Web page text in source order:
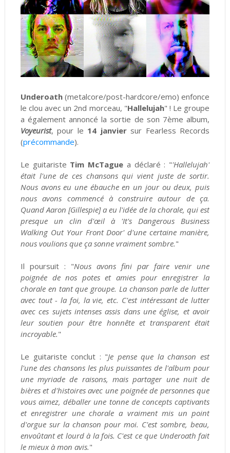
Underoath(metalcore/post-hardcore/emo) enfonce
le clou avec un 2nd morceau, "Hallelujah" ! Le groupe
a également annoncé la sortie de son 7ème album,
Voyeurist, pour le 14 janviersur Fearless Records
(précommande).
Le guitariste Tim McTague a déclaré : "'Hallelujah'
était l'une de ces chansons qui vient juste de sortir.
Nous avons eu une ébauche en un jour ou deux, puis
nous avons commencé à construire autour de ça.
Quand Aaron [Gillespie] a eu l'idée de la chorale, qui est
presque un clin d'œil à 'It's Dangerous Business
Walking Out Your Front Door' d'une certaine manière,
nous voulions que ça sonne vraiment sombre."
Il poursuit : "Nous avons fini par faire venir une
poignée de nos potes et amies pour enregistrer la
chorale en tant que groupe. La chanson parle de lutter
avec tout - la foi, la vie, etc. C'est intéressant de lutter
avec ces sujets intenses assis dans une église, et avoir
leur soutien pour être honnête et transparent était
incroyable."
Le guitariste conclut : "Je pense que la chanson est
l'une des chansons les plus puissantes de l'album pour
une myriade de raisons, mais partager une nuit de
bières et d'histoires avec une poignée de personnes que
vous aimez, déballer une tonne de concepts captivants
et enregistrer une chorale a vraiment mis un point
d'orgue sur la chanson pour moi. C'est sombre, beau,
envoûtant et lourd à la fois. C'est ce que Underoath fait
le mieux à mon avis."